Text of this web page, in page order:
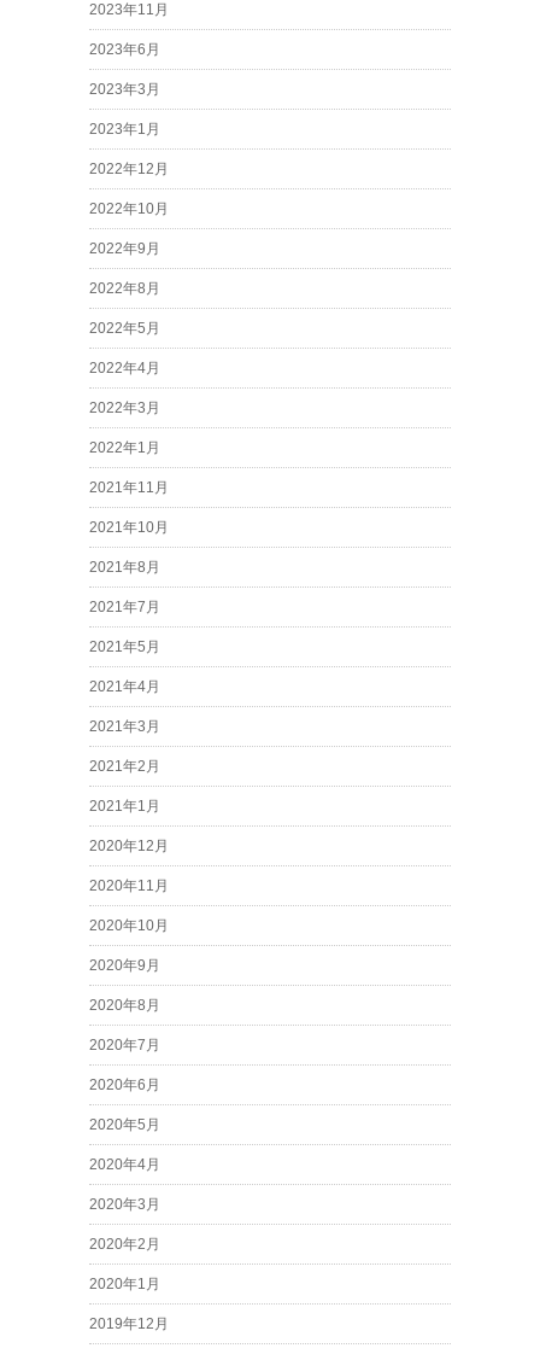
2023年11月
2023年6月
2023年3月
2023年1月
2022年12月
2022年10月
2022年9月
2022年8月
2022年5月
2022年4月
2022年3月
2022年1月
2021年11月
2021年10月
2021年8月
2021年7月
2021年5月
2021年4月
2021年3月
2021年2月
2021年1月
2020年12月
2020年11月
2020年10月
2020年9月
2020年8月
2020年7月
2020年6月
2020年5月
2020年4月
2020年3月
2020年2月
2020年1月
2019年12月